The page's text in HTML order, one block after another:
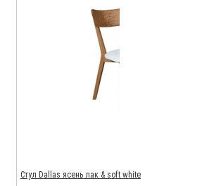
Стул Dallas ясень лак & soft white